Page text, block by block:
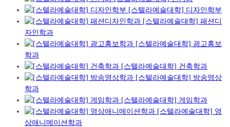
[스텔라예술대학] 디자인학부
[스텔라예술대학] 패션디
자인학과
[스텔라예술대학] 광고홍보
학과
[스텔라예술대학] 건축학과
[스텔라예술대학] 방송영상
학과
[스텔라예술대학] 게임학과
[스텔라예술대학] 영
상애니메이션학과